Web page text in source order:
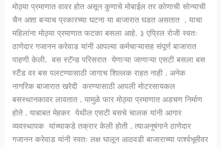
मोठ्या प्रमाणात वावर होत असून कुणाचे मोबाईल तर कोणाची सोन्याची
चैन अशा बऱ्याच प्रकारच्या घटना या बाजारात घडत असतात . याचा
महिलांना मोठ्या प्रमाणात फटका बसला आहे. ३ एप्रिल रोजी स्वतः
ठाणेदार गजानन करेवाड यांनी आपल्या कर्मचाऱ्यासह संपूर्ण बाजारात
पाहणी केली. बस स्टॅन्ड परिसरात येणाऱ्या जाणाऱ्या एसटी बसला बस
स्टैंड वर बस पलटण्यासाठी जागाच शिल्लक राहत नाही . अनेक
नागरिक बाजारात खरेदी करण्यासाठी आपली मोटरसायकल
बसस्थानकावर लावतात . यामुळे फार मोठ्या प्रमाणात अडचण निर्माण
होते . याबाबत मेहकर येथील एसटी बसचे चालक यांनी आगार
व्यवस्थापक यांच्याकडे तक्रार केली होती . त्याअनुषंगाने ठाणेदार
गजानन करेवाड यांनी स्वतः लक्ष घालून आठवडी बाजाराच्या पार्श्वभूमीवर